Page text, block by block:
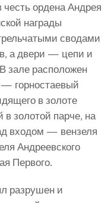
ордена Андрея
награды
сводами
а двери — цепи и
зале расположен
горностаевый
в золоте
в золотой парче, на
входом — вензеля
Андреевского
Первого.
разрушен и